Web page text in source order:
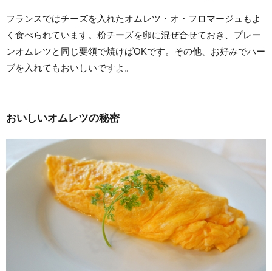
フランスではチーズを入れたオムレツ・オ・フロマージュもよ
く食べられています。粉チーズを卵に混ぜ合せておき、プレー
ンオムレツと同じ要領で焼けばOKです。その他、お好みでハー
ブを入れてもおいしいですよ。
おいしいオムレツの秘密